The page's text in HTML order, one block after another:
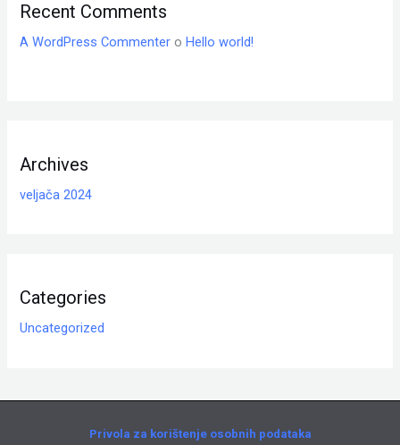
Recent Comments
A WordPress Commenter oHello world!
Archives
veljača 2024
Categories
Uncategorized
Privola za korištenje osobnih podataka